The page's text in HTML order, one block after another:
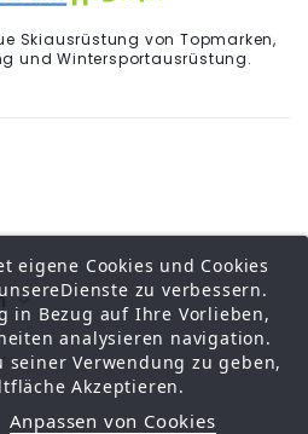
Skiausrüstung von Topmarken,
und Wintersportausrüstung.
eigene Cookies und Cookies
zu verbessern.
in Bezug auf Ihre Vorlieben,
analysieren navigation.
Verwendung zu geben,
Akzeptieren.
Anpassen von Cookies